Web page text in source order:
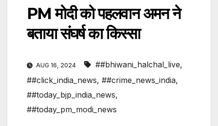
PM मोदी को पहलवान अमन ने
बताया संघर्ष का किस्सा
AUG 16, 2024 ##bhiwani_halchal_live,
##click_india_news, ##crime_news_india,
##today_bjp_india_news,
##today_pm_modi_news